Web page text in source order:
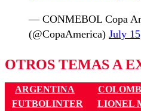
— CONMEBOL Copa
(@CopaAmerica) July
OTROS TEMAS A
ARGENTINA
FUTBOLINTER
LIONEL